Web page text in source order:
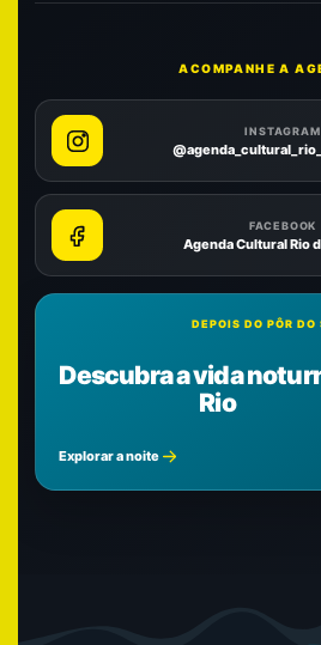
ACOMPANHE A
INSTAGRAM
FACEBOOK
Agenda Cultural Rio
DEPOIS DO PÔR DO
Descubra a vida
Rio
Explorar a noite